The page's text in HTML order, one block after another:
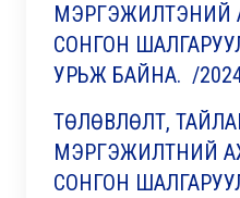
СОНГОН
УРЬЖ БАЙНА. /
ТӨЛӨВЛӨЛТ,
МЭРГЭЖИЛТНИЙ
СОНГОН